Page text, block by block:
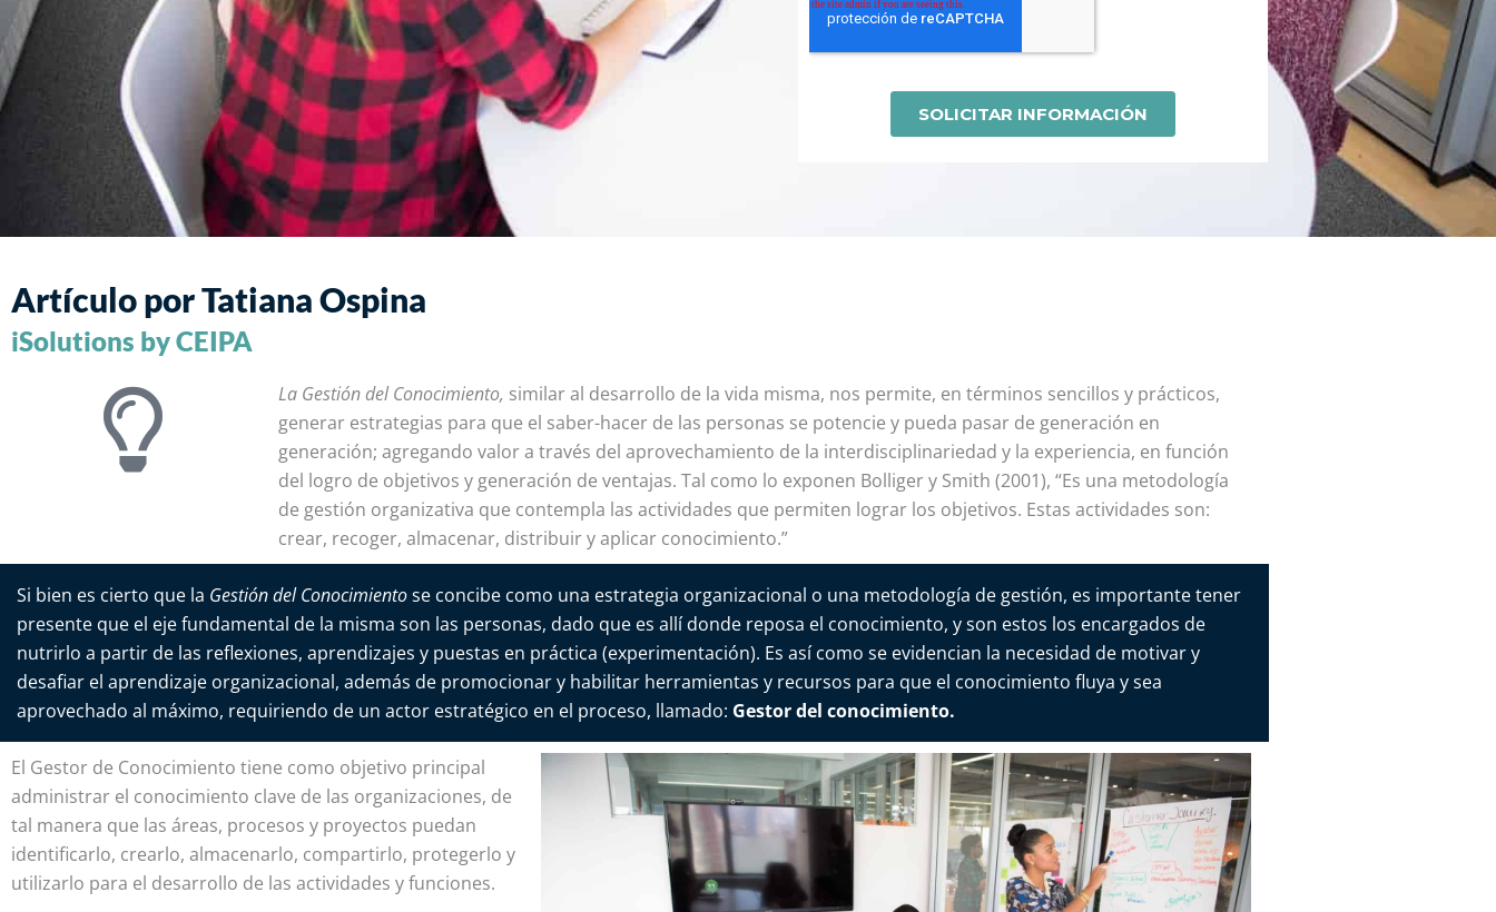
Artículo por Tatiana Ospina
iSolutions by CEIPA
La Gestión del Conocimiento, similar al desarrollo de la vida misma, nos permite, en términos sencillos y prácticos,
generar estrategias para que el saber-hacer de las personas se potencie y pueda pasar de generación en
generación; agregando valor a través del aprovechamiento de la interdisciplinariedad y la experiencia, en función
del logro de objetivos y generación de ventajas. Tal como lo exponen Bolliger y Smith (2001), “Es una metodología
de gestión organizativa que contempla las actividades que permiten lograr los objetivos. Estas actividades son:
crear, recoger, almacenar, distribuir y aplicar conocimiento.”
Si bien es cierto que la Gestión del Conocimientose concibe como una estrategia organizacional o una metodología de gestión, es importante tener
presente que el eje fundamental de la misma son las personas, dado que es allí donde reposa el conocimiento, y son estos los encargados de
nutrirlo a partir de las reflexiones, aprendizajes y puestas en práctica (experimentación). Es así como se evidencian la necesidad de motivar y
desafiar el aprendizaje organizacional, además de promocionar y habilitar herramientas y recursos para que el conocimiento fluya y sea
aprovechado al máximo, requiriendo de un actor estratégico en el proceso, llamado: Gestor del conocimiento.
El Gestor de Conocimiento tiene como objetivo principal
administrar el conocimiento clave de las organizaciones, de
tal manera que las áreas, procesos y proyectos puedan
identificarlo, crearlo, almacenarlo, compartirlo, protegerlo y
utilizarlo para el desarrollo de las actividades y funciones.